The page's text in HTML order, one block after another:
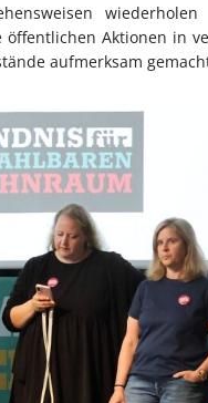
Aktionen in
aufmerksam